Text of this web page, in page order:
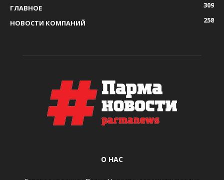
ГЛАВНОЕ
309
НОВОСТИ КОМПАНИЙ
258
О НАС